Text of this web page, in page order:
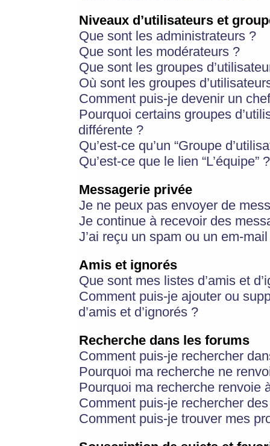
Niveaux d’utilisateurs et
Que sont les administrateurs ?
Que sont les modérateurs ?
Que sont les groupes
Où sont les groupes
Comment puis-je devenir un
Pourquoi certains groupes
différente ?
Qu’est-ce qu’un “Groupe
Qu’est-ce que le lien “L’équipe” ?
Messagerie privée
Je ne peux pas envoyer de
Je continue à recevoir des
J’ai reçu un spam ou un em-
Amis et ignorés
Que sont mes listes d’amis et
Comment puis-je ajouter ou
d’amis et d’ignorés ?
Recherche dans les forums
Comment puis-je rechercher
Pourquoi ma recherche ne
Pourquoi ma recherche renvoie
Comment puis-je rechercher
Comment puis-je trouver mes